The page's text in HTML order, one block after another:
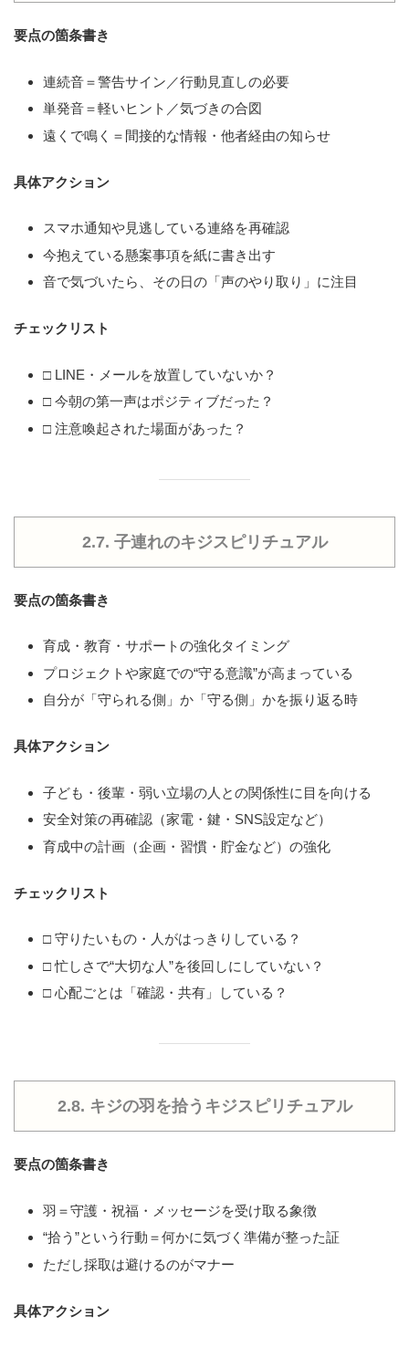
要点の箇条書き
連続音＝警告サイン／行動見直しの必要
単発音＝軽いヒント／気づきの合図
遠くで鳴く＝間接的な情報・他者経由の知らせ
具体アクション
スマホ通知や見逃している連絡を再確認
今抱えている懸案事項を紙に書き出す
音で気づいたら、その日の「声のやり取り」に注目
チェックリスト
□ LINE・メールを放置していないか？
□ 今朝の第一声はポジティブだった？
□ 注意喚起された場面があった？
2.7. 子連れのキジスピリチュアル
要点の箇条書き
育成・教育・サポートの強化タイミング
プロジェクトや家庭での“守る意識”が高まっている
自分が「守られる側」か「守る側」かを振り返る時
具体アクション
子ども・後輩・弱い立場の人との関係性に目を向ける
安全対策の再確認（家電・鍵・SNS設定など）
育成中の計画（企画・習慣・貯金など）の強化
チェックリスト
□ 守りたいもの・人がはっきりしている？
□ 忙しさで“大切な人”を後回しにしていない？
□ 心配ごとは「確認・共有」している？
2.8. キジの羽を拾うキジスピリチュアル
要点の箇条書き
羽＝守護・祝福・メッセージを受け取る象徴
“拾う”という行動＝何かに気づく準備が整った証
ただし採取は避けるのがマナー
具体アクション